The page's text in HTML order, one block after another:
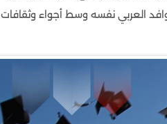
العربي نفسه وسط أجواء وثقافات